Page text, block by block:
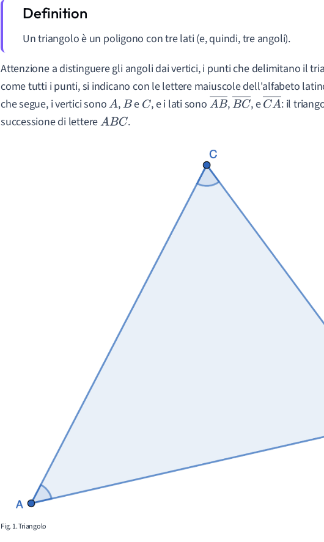
Un triangolo è un poligono con tre lati (e, quindi, tre angoli).
Attenzione a distinguere gli angoli dai vertici, i punti che delimitano il
come tutti i punti, si indicano con le lettere maiuscole dell'alfabeto
che segue, i vertici sonoA ,Be C , e i lati sono AB ,BC , eCA : il
successione di lettereABC .
Fig. 1. Triangolo